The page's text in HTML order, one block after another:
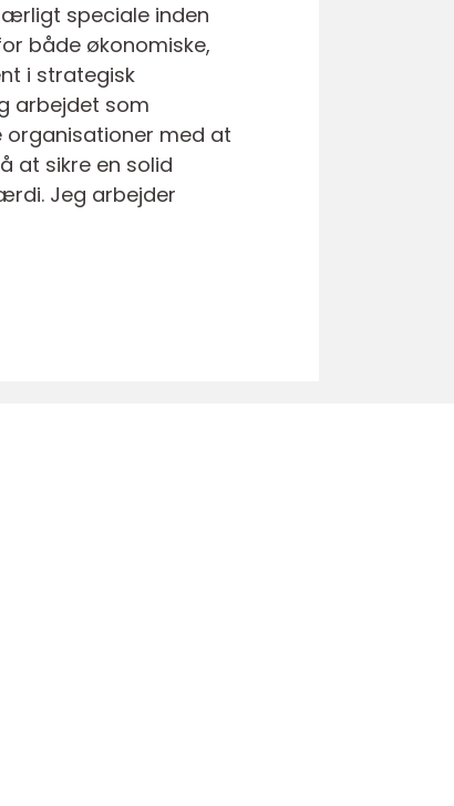
speciale inden
både økonomiske,
i strategisk
arbejdet som
organisationer med at
at sikre en solid
Jeg arbejder